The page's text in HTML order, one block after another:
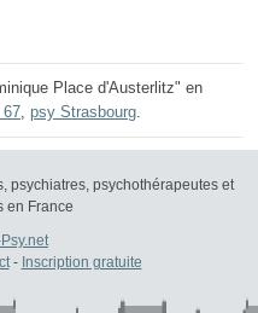
Place d'Austerlitz" en
psy Strasbourg
psychiatres, psychothérapeutes et
en France
- Inscription gratuite